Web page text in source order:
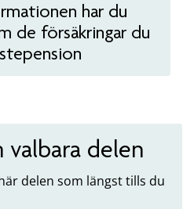
har du
de försäkringar du
delen
delen som längst tills du